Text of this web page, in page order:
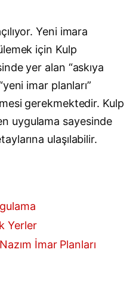
Yeni imara
için Kulp
yer alan “askıya
imar planları”
gerekmektedir. Kulp
uygulama sayesinde
ulaşılabilir.
Yerler
İmar Planları